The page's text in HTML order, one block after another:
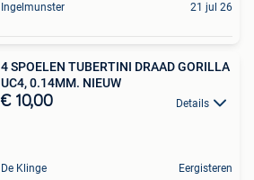
Ingelmunster 21 jul 26
4 SPOELEN TUBERTINI DRAAD GORILLA
UC4, 0.14MM. NIEUW
€ 10,00 Details
De Klinge Eergisteren